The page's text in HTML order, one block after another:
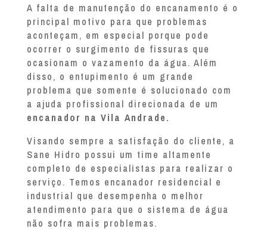
A falta de manutenção do encanamento é o
principal motivo para que problemas
aconteçam, em especial porque pode
ocorrer o surgimento de fissuras que
ocasionam o vazamento da água. Além
disso, o entupimento é um grande
problema que somente é solucionado com
a ajuda profissional direcionada de um
encanador na Vila Andrade.
Visando sempre a satisfação do cliente, a
Sane Hidro possui um time altamente
completo de especialistas para realizar o
serviço. Temos encanador residencial e
industrial que desempenha o melhor
atendimento para que o sistema de água
não sofra mais problemas.